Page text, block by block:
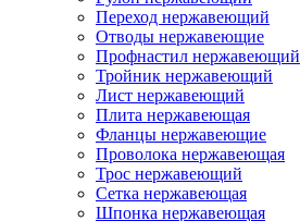
Переход нержавеющий
Отводы нержавеющие
Профнастил нержавеющий
Тройник нержавеющий
Лист нержавеющий
Плита нержавеющая
Фланцы нержавеющие
Проволока нержавеющая
Трос нержавеющий
Сетка нержавеющая
Шпонка нержавеющая